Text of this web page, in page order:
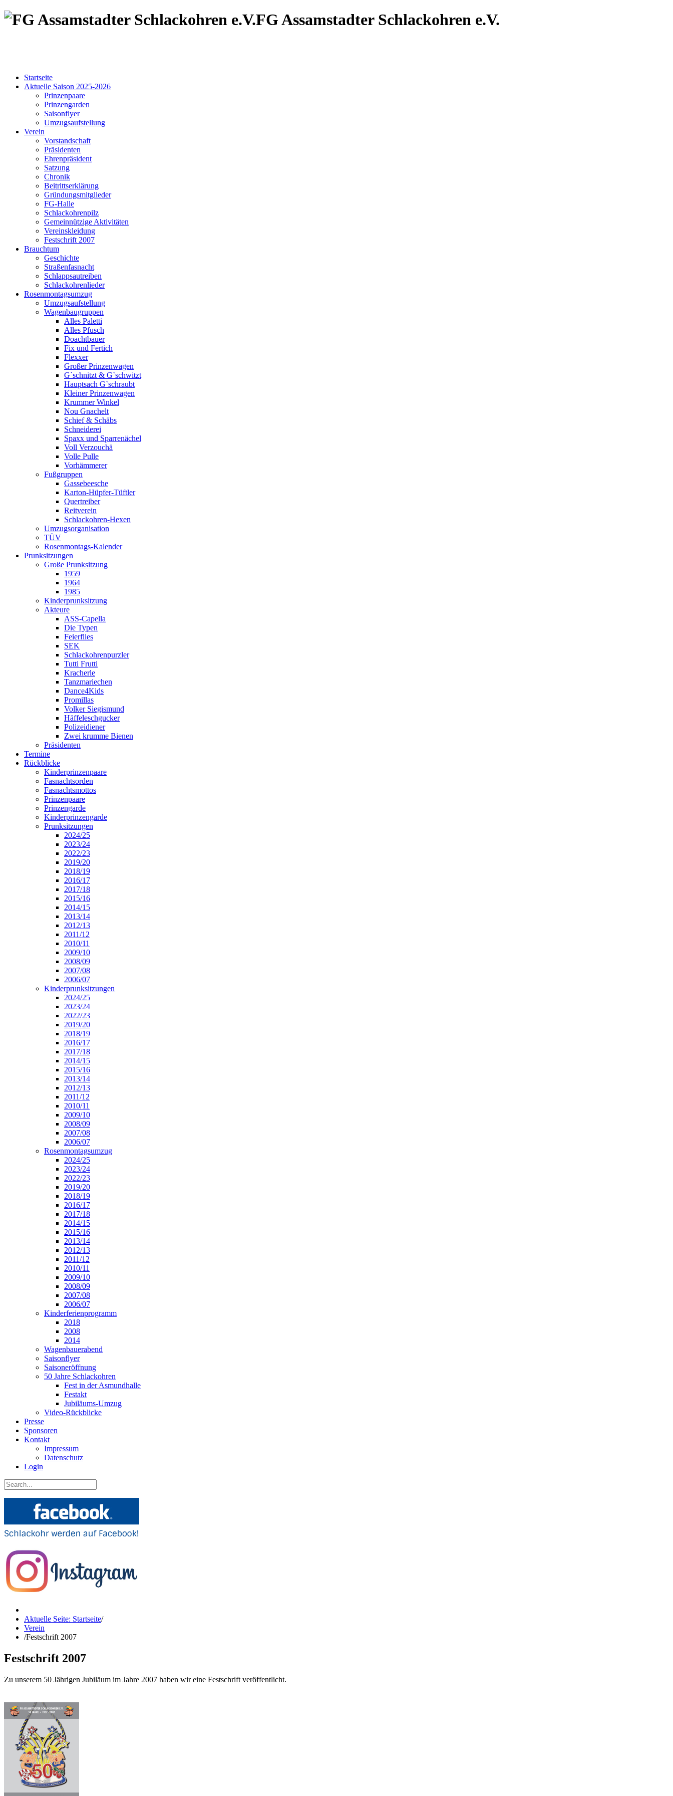
FG Assamstadter Schlackohren e.V.
Startseite
Aktuelle Saison 2025-2026
Prinzenpaare
Prinzengarden
Saisonflyer
Umzugsaufstellung
Verein
Vorstandschaft
Präsidenten
Ehrenpräsident
Satzung
Chronik
Beitrittserklärung
Gründungsmitglieder
FG-Halle
Schlackohrenpilz
Gemeinnützige Aktivitäten
Vereinskleidung
Festschrift 2007
Brauchtum
Geschichte
Straßenfasnacht
Schlappsautreiben
Schlackohrenlieder
Rosenmontagsumzug
Umzugsaufstellung
Wagenbaugruppen
Alles Paletti
Alles Pfusch
Doachtbauer
Fix und Fertich
Flexxer
Großer Prinzenwagen
Gˋschnitzt & Gˋschwitzt
Hauptsach G`schraubt
Kleiner Prinzenwagen
Krummer Winkel
Nou Gnachelt
Schief & Schäbs
Schneiderei
Spaxx und Sparrenächel
Voll Verzouchä
Volle Pulle
Vorhämmerer
Fußgruppen
Gassebeesche
Karton-Hüpfer-Tüftler
Quertreiber
Reitverein
Schlackohren-Hexen
Umzugsorganisation
TÜV
Rosenmontags-Kalender
Prunksitzungen
Große Prunksitzung
1959
1964
1985
Kinderprunksitzung
Akteure
ASS-Capella
Die Typen
Feierflies
SEK
Schlackohrenpurzler
Tutti Frutti
Kracherle
Tanzmariechen
Dance4Kids
Promillas
Volker Siegismund
Häffeleschgucker
Polizeidiener
Zwei krumme Bienen
Präsidenten
Termine
Rückblicke
Kinderprinzenpaare
Fasnachtsorden
Fasnachtsmottos
Prinzenpaare
Prinzengarde
Kinderprinzengarde
Prunksitzungen
2024/25
2023/24
2022/23
2019/20
2018/19
2016/17
2017/18
2015/16
2014/15
2013/14
2012/13
2011/12
2010/11
2009/10
2008/09
2007/08
2006/07
Kinderprunksitzungen
2024/25
2023/24
2022/23
2019/20
2018/19
2016/17
2017/18
2014/15
2015/16
2013/14
2012/13
2011/12
2010/11
2009/10
2008/09
2007/08
2006/07
Rosenmontagsumzug
2024/25
2023/24
2022/23
2019/20
2018/19
2016/17
2017/18
2014/15
2015/16
2013/14
2012/13
2011/12
2010/11
2009/10
2008/09
2007/08
2006/07
Kinderferienprogramm
2018
2008
2014
Wagenbauerabend
Saisonflyer
Saisoneröffnung
50 Jahre Schlackohren
Fest in der Asmundhalle
Festakt
Jubiläums-Umzug
Video-Rückblicke
Presse
Sponsoren
Kontakt
Impressum
Datenschutz
Login
Aktuelle Seite: Startseite/
Verein
/Festschrift 2007
Festschrift 2007
Zu unserem 50 Jährigen Jubiläum im Jahre 2007 haben wir eine Festschrift veröffentlicht.